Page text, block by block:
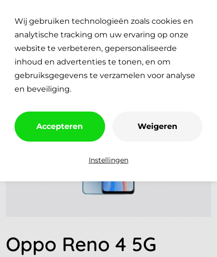
€0,00Plan je reparatie
Oppo Reno 4 5G
Wij gebruiken technologieën zoals cookies en
analytische tracking om uw ervaring op onze
website te verbeteren, gepersonaliseerde
inhoud en advertenties te tonen, en om
gebruiksgegevens te verzamelen voor analyse
en beveiliging.
Accepteren Weigeren
Instellingen